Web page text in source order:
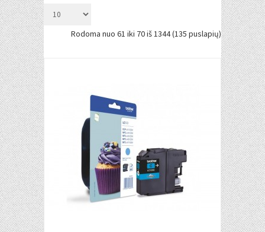
Rodoma nuo 61 iki 70 iš 1344 (135 puslapių)
Į KREPŠELĮ